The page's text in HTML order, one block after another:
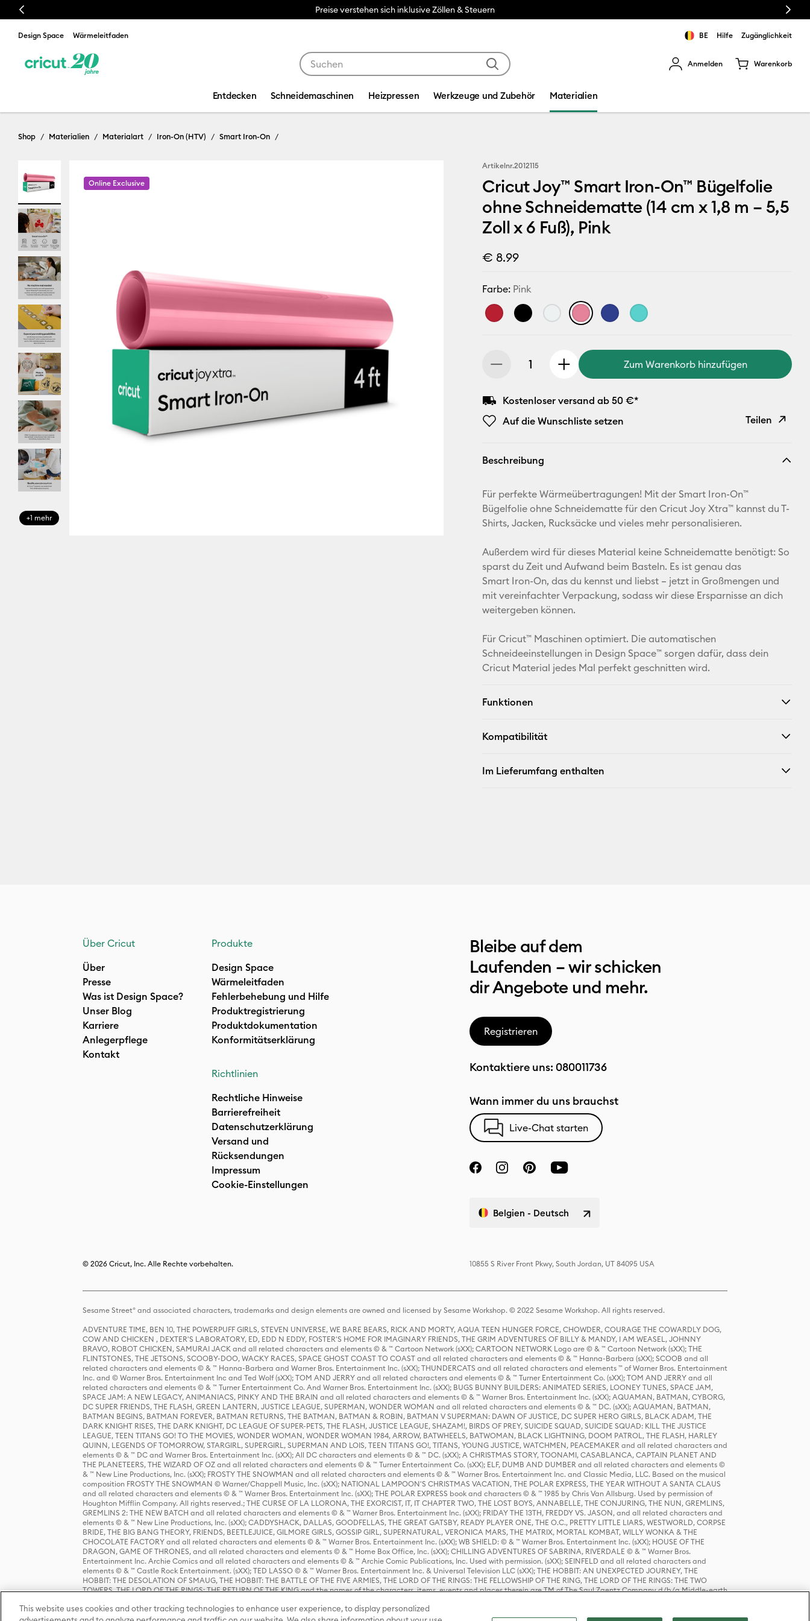
Previous Preise verstehen sich inklusive Zöllen & Steuern Next
Design Space Wärmeleitfaden BE Hilfe Zugänglichkeit
Anmelden Warenkorb
Entdecken Schneidemaschinen Heizpressen Werkzeuge und Zubehör Materialien
Shop Materialien Materialart Iron-On (HTV) Smart Iron-On
+1 mehr
Online Exclusive
Artikelnr.2012115
Cricut Joy™ Smart Iron-On™ Bügelfolie
ohne Schneidematte (14 cm x 1,8 m – 5,5
Zoll x 6 Fuß), Pink
€ 8.99
Farbe: Pink
Zum Warenkorb hinzufügen
Kostenloser versand ab 50 €*
Auf die Wunschliste setzen
Teilen
E-Mail-
Adresse
Facebook
X
Beschreibung
Für perfekte Wärmeübertragungen! Mit der Smart Iron-On™
Bügelfolie ohne Schneidematte für den Cricut Joy Xtra™ kannst du T-
Shirts, Jacken, Rucksäcke und vieles mehr personalisieren.
Außerdem wird für dieses Material keine Schneidematte benötigt: So
sparst du Zeit und Aufwand beim Basteln. Es ist genau das
Smart Iron-On, das du kennst und liebst – jetzt in Großmengen und
mit vereinfachter Verpackung, sodass wir diese Ersparnisse an dich
weitergeben können.
Für Cricut™ Maschinen optimiert. Die automatischen
Schneideeinstellungen in Design Space™ sorgen dafür, dass dein
Cricut Material jedes Mal perfekt geschnitten wird.
Funktionen
Kompatibilität
Im Lieferumfang enthalten
Über Cricut
Über
Presse
Was ist Design Space?
Unser Blog
Karriere
Anlegerpflege
Kontakt
Produkte
Design Space
Wärmeleitfaden
Fehlerbehebung und Hilfe
Produktregistrierung
Produktdokumentation
Konformitätserklärung
Richtlinien
Rechtliche Hinweise
Barrierefreiheit
Datenschutzerklärung
Versand und
Rücksendungen
Impressum
Cookie-Einstellungen
Bleibe auf dem
Laufenden – wir schicken
dir Angebote und mehr.
Registrieren
Kontaktiere uns: 080011736
Wann immer du uns brauchst
Live-Chat starten
Belgien - Deutsch
© 2026 Cricut, Inc. Alle Rechte vorbehalten. 10855 S River Front Pkwy, South Jordan, UT 84095 USA
Sesame Street® and associated characters, trademarks and design elements are owned and licensed by Sesame Workshop. © 2022 Sesame Workshop. All rights reserved.
ADVENTURE TIME, BEN 10, THE POWERPUFF GIRLS, STEVEN UNIVERSE, WE BARE BEARS, RICK AND MORTY, AQUA TEEN HUNGER FORCE, CHOWDER, COURAGE THE COWARDLY DOG,
COW AND CHICKEN , DEXTER'S LABORATORY, ED, EDD N EDDY, FOSTER'S HOME FOR IMAGINARY FRIENDS, THE GRIM ADVENTURES OF BILLY & MANDY, I AM WEASEL, JOHNNY
BRAVO, ROBOT CHICKEN, SAMURAI JACK and all related characters and elements © & ™ Cartoon Network (sXX); CARTOON NETWORK Logo are © & ™ Cartoon Network (sXX); THE
FLINTSTONES, THE JETSONS, SCOOBY-DOO, WACKY RACES, SPACE GHOST COAST TO COAST and all related characters and elements © & ™ Hanna-Barbera (sXX); SCOOB and all
related characters and elements © & ™ Hanna-Barbera and Warner Bros. Entertainment Inc. (sXX); THUNDERCATS and all related characters and elements ™ of Warner Bros. Entertainment
Inc. and © Warner Bros. Entertainment Inc and Ted Wolf (sXX); TOM AND JERRY and all related characters and elements © & ™ Turner Entertainment Co. (sXX); TOM AND JERRY and all
related characters and elements © & ™ Turner Entertainment Co. And Warner Bros. Entertainment Inc. (sXX); BUGS BUNNY BUILDERS: ANIMATED SERIES, LOONEY TUNES, SPACE JAM,
SPACE JAM: A NEW LEGACY, ANIMANIACS, PINKY AND THE BRAIN and all related characters and elements © & ™ Warner Bros. Entertainment Inc. (sXX); AQUAMAN, BATMAN, CYBORG,
DC SUPER FRIENDS, THE FLASH, GREEN LANTERN, JUSTICE LEAGUE, SUPERMAN, WONDER WOMAN and all related characters and elements © & ™ DC. (sXX); AQUAMAN, BATMAN,
BATMAN BEGINS, BATMAN FOREVER, BATMAN RETURNS, THE BATMAN, BATMAN & ROBIN, BATMAN V SUPERMAN: DAWN OF JUSTICE, DC SUPER HERO GIRLS, BLACK ADAM, THE
DARK KNIGHT RISES, THE DARK KNIGHT, DC LEAGUE OF SUPER-PETS, THE FLASH, JUSTICE LEAGUE, SHAZAM!, BIRDS OF PREY, SUICIDE SQUAD, SUICIDE SQUAD: KILL THE JUSTICE
LEAGUE, TEEN TITANS GO! TO THE MOVIES, WONDER WOMAN, WONDER WOMAN 1984, ARROW, BATWHEELS, BATWOMAN, BLACK LIGHTNING, DOOM PATROL, THE FLASH, HARLEY
QUINN, LEGENDS OF TOMORROW, STARGIRL, SUPERGIRL, SUPERMAN AND LOIS, TEEN TITANS GO!, TITANS, YOUNG JUSTICE, WATCHMEN, PEACEMAKER and all related characters and
elements © & ™ DC and Warner Bros. Entertainment Inc. (sXX); All DC characters and elements © & ™ DC. (sXX); A CHRISTMAS STORY, TOONAMI, CASABLANCA, CAPTAIN PLANET AND
THE PLANETEERS, THE WIZARD OF OZ and all related characters and elements © & ™ Turner Entertainment Co. (sXX); ELF, DUMB AND DUMBER and all related characters and elements ©
& ™ New Line Productions, Inc. (sXX); FROSTY THE SNOWMAN and all related characters and elements © & ™ Warner Bros. Entertainment Inc. and Classic Media, LLC. Based on the musical
composition FROSTY THE SNOWMAN © Warner/Chappell Music, Inc. (sXX); NATIONAL LAMPOON'S CHRISTMAS VACATION, THE POLAR EXPRESS, THE YEAR WITHOUT A SANTA CLAUS
and all related characters and elements © & ™ Warner Bros. Entertainment Inc. (sXX); THE POLAR EXPRESS book and characters © & ™ 1985 by Chris Van Allsburg. Used by permission of
Houghton Mifflin Company. All rights reserved.; THE CURSE OF LA LLORONA, THE EXORCIST, IT, IT CHAPTER TWO, THE LOST BOYS, ANNABELLE, THE CONJURING, THE NUN, GREMLINS,
GREMLINS 2: THE NEW BATCH and all related characters and elements © & ™ Warner Bros. Entertainment Inc. (sXX); FRIDAY THE 13TH, FREDDY VS. JASON, and all related characters and
elements © & ™ New Line Productions, Inc. (sXX); CADDYSHACK, DALLAS, GOODFELLAS, THE GREAT GATSBY, READY PLAYER ONE, THE O.C., PRETTY LITTLE LIARS, WESTWORLD, CORPSE
BRIDE, THE BIG BANG THEORY, FRIENDS, BEETLEJUICE, GILMORE GIRLS, GOSSIP GIRL, SUPERNATURAL, VERONICA MARS, THE MATRIX, MORTAL KOMBAT, WILLY WONKA & THE
CHOCOLATE FACTORY and all related characters and elements © & ™ Warner Bros. Entertainment Inc. (sXX); WB SHIELD: © & ™ Warner Bros. Entertainment Inc. (sXX); HOUSE OF THE
DRAGON, GAME OF THRONES, and all related characters and elements © & ™ Home Box Office, Inc. (sXX); CHILLING ADVENTURES OF SABRINA, RIVERDALE © & ™ Warner Bros.
Entertainment Inc. Archie Comics and all related characters and elements © & ™ Archie Comic Publications, Inc. Used with permission. (sXX); SEINFELD and all related characters and
elements © & ™ Castle Rock Entertainment. (sXX); TED LASSO © & ™ Warner Bros. Entertainment Inc. & Universal Television LLC (sXX); THE HOBBIT: AN UNEXPECTED JOURNEY, THE
HOBBIT: THE DESOLATION OF SMAUG, THE HOBBIT: THE BATTLE OF THE FIVE ARMIES, THE LORD OF THE RINGS: THE FELLOWSHIP OF THE RING, THE LORD OF THE RINGS: THE TWO
TOWERS, THE LORD OF THE RINGS: THE RETURN OF THE KING and the names of the characters, items, events and places therein are TM of The Saul Zaentz Company d/b/a Middle-earth
Warner Bros. Entertainment Inc. (sXX); WIZARDING WORLD and all related trademarks, characters, names, and indicia are © & ™ Warner Bros. Entertainment Inc. (sXX); © Warner Bros.
Entertainment Inc. All rights reserved.
This website uses cookies and other tracking technologies to enhance user experience, to display personalized